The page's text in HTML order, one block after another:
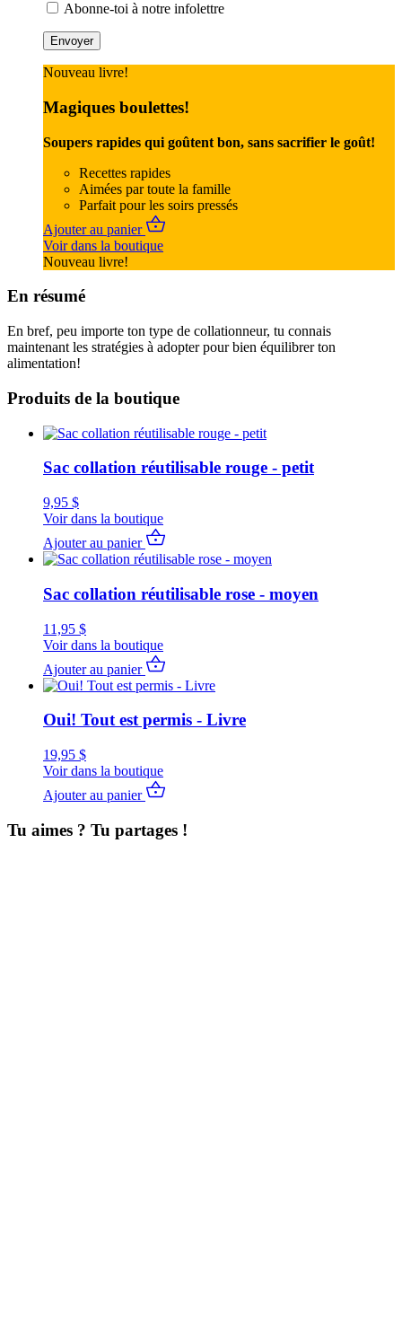
Abonne-toi à notre infolettre
Nouveau livre!
Magiques boulettes!
Soupers rapides qui goûtent bon, sans sacrifier le goût!
Recettes rapides
Aimées par toute la famille
Parfait pour les soirs pressés
Ajouter au panier
Voir dans la boutique
Nouveau livre!
En résumé
En bref, peu importe ton type de collationneur, tu connais
maintenant les stratégies à adopter pour bien équilibrer ton
alimentation!
Produits de la boutique
Sac collation réutilisable rouge - petit
9,95 $
Voir dans la boutique
Ajouter au panier
Sac collation réutilisable rose - moyen
11,95 $
Voir dans la boutique
Ajouter au panier
Oui! Tout est permis - Livre
19,95 $
Voir dans la boutique
Ajouter au panier
Tu aimes ? Tu partages !